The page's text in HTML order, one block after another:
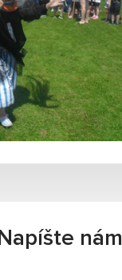
Napíšte nám